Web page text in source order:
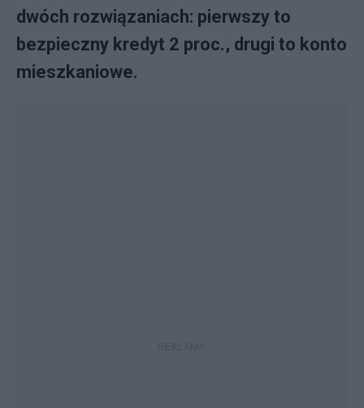
dwóch rozwiązaniach: pierwszy to
bezpieczny kredyt 2 proc., drugi to konto
mieszkaniowe.